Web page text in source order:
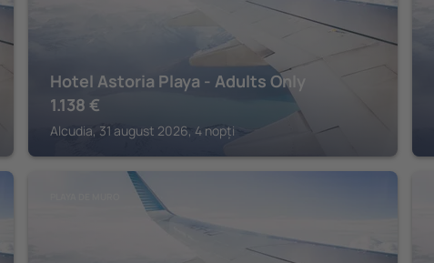
Hotel Astoria Playa - Adults Only
1.138 €
Alcudia, 31 august 2026, 4 nopți